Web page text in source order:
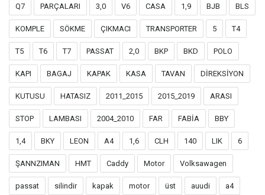
Q7 PARÇALARI 3,0 V6 CASA 1,9 BJB BLS
KOMPLE SÖKME ÇIKMACI TRANSPORTER 5 T4
T5 T6 T7 PASSAT 2,0 BKP BKD POLO
KAPI BAGAJ KAPAK KASA TAVAN DİREKSİYON
KUTUSU HATASIZ 2011_2015 2015_2019 ARASI
STOP LAMBASI 2004_2010 FAR FABİA BBY
1,4 BKY LEON A4 1,6 CLH 140 LIK 6
ŞANNZIMAN HMT Caddy Motor Volksawagen
passat silindir kapak motor üst auudi a4